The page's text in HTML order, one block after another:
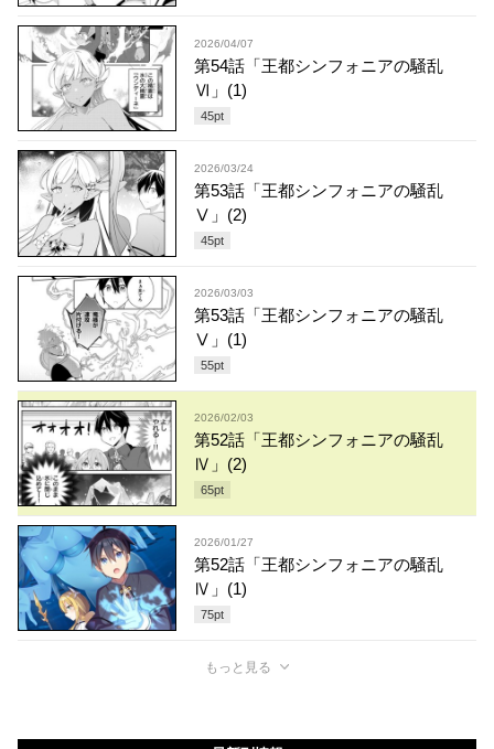
2026/04/07
第54話「王都シンフォニアの騒乱
Ⅵ」(1)
45pt
2026/03/24
第53話「王都シンフォニアの騒乱
Ⅴ」(2)
45pt
2026/03/03
第53話「王都シンフォニアの騒乱
Ⅴ」(1)
55pt
2026/02/03
第52話「王都シンフォニアの騒乱
Ⅳ」(2)
65pt
2026/01/27
第52話「王都シンフォニアの騒乱
Ⅳ」(1)
75pt
もっと見る